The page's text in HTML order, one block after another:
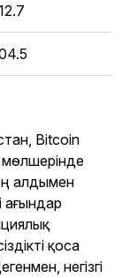
Bitcoin
алдымен
ағындар
қоса
негізгі